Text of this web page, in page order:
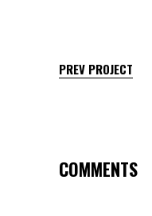
PREV PROJECT
COMMENTS